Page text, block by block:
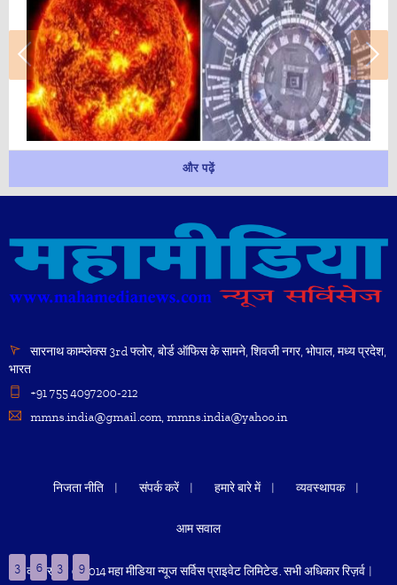
और पढ़ें
सारनाथ काम्प्लेक्स 3rd फ्लोर, बोर्ड ऑफिस के सामने, शिवजी नगर, भोपाल, मध्य प्रदेश,
भारत
+91 755 4097200-212
mmns.india@gmail.com, mmns.india@yahoo.in
निजता नीति संपर्क करें हमारे बारे में व्यवस्थापक
आम सवाल
3 6 3 9
कॉपीराइट © 2014 महा मीडिया न्यूज सर्विस प्राइवेट लिमिटेड. सभी अधिकार रिज़र्व |